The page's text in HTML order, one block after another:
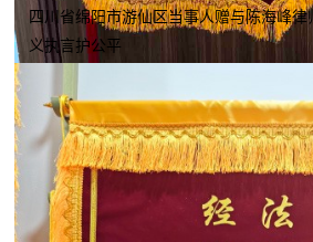
四川省绵阳市游仙区当事人赠与陈海峰
义执言护公平